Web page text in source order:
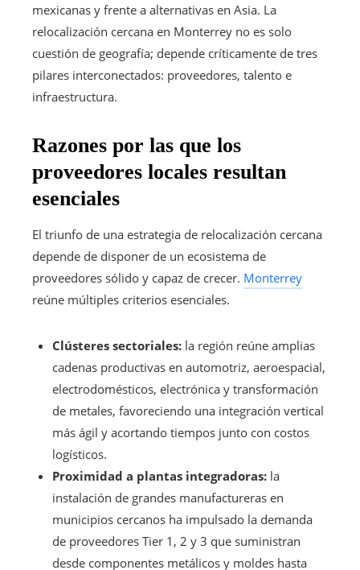
mexicanas y frente a alternativas en Asia. La
relocalización cercana en Monterrey no es solo
cuestión de geografía; depende críticamente de tres
pilares interconectados: proveedores, talento e
infraestructura.
Razones por las que los
proveedores locales resultan
esenciales
El triunfo de una estrategia de relocalización cercana
depende de disponer de un ecosistema de
proveedores sólido y capaz de crecer. Monterrey
reúne múltiples criterios esenciales.
Clústeres sectoriales: la región reúne amplias
cadenas productivas en automotriz, aeroespacial,
electrodomésticos, electrónica y transformación
de metales, favoreciendo una integración vertical
más ágil y acortando tiempos junto con costos
logísticos.
Proximidad a plantas integradoras: la
instalación de grandes manufactureras en
municipios cercanos ha impulsado la demanda
de proveedores Tier 1, 2 y 3 que suministran
desde componentes metálicos y moldes hasta